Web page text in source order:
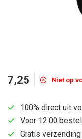
7,25 Niet op
100% direct uit
Voor 12:00
Gratis verzending